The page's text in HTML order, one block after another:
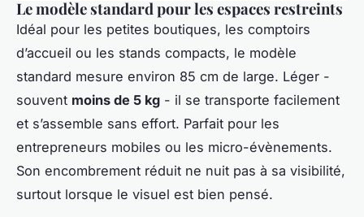
Le modèle standard pour les espaces restreints
Idéal pour les petites boutiques, les comptoirs
d’accueil ou les stands compacts, le modèle
standard mesure environ 85 cm de large. Léger -
souvent moins de 5 kg - il se transporte facilement
et s’assemble sans effort. Parfait pour les
entrepreneurs mobiles ou les micro-évènements.
Son encombrement réduit ne nuit pas à sa visibilité,
surtout lorsque le visuel est bien pensé.